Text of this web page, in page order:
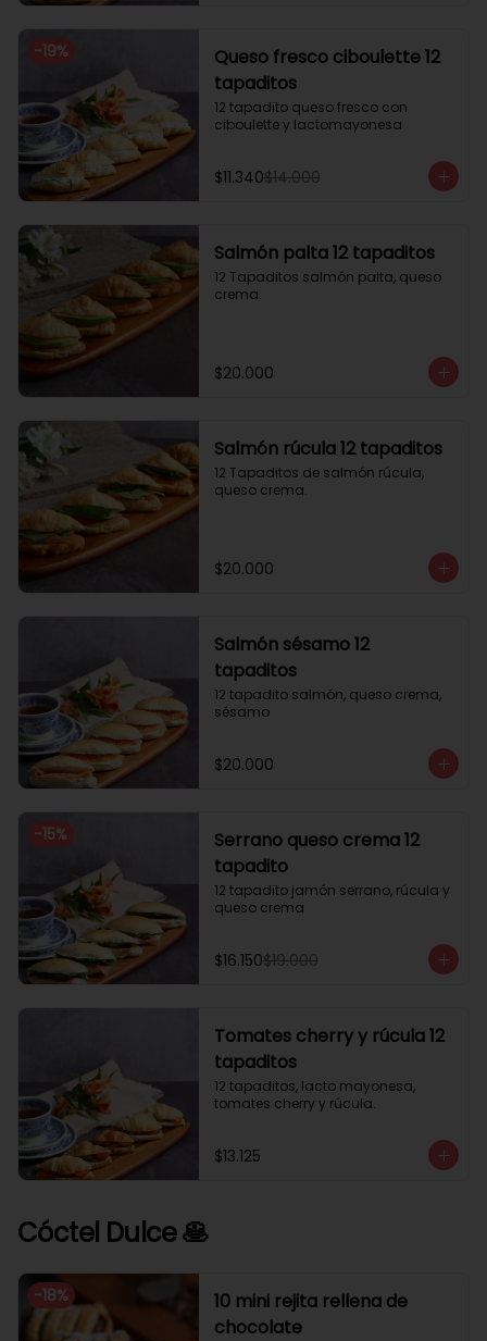
-19%
Queso fresco ciboulette 12
tapaditos
12 tapadito queso fresco con
ciboulette y lactomayonesa
$11.340$14.000
Salmón palta 12 tapaditos
12 Tapaditos salmón palta, queso
crema.
$20.000
Salmón rúcula 12 tapaditos
12 Tapaditos de salmón rúcula,
queso crema.
$20.000
Salmón sésamo 12
tapaditos
12 tapadito salmón, queso crema,
sésamo
$20.000
-15%
Serrano queso crema 12
tapadito
12 tapadito jamón serrano, rúcula y
queso crema
$16.150$19.000
Tomates cherry y rúcula 12
tapaditos
12 tapaditos, lacto mayonesa,
tomates cherry y rúcula.
$13.125
Cóctel Dulce 🥞
-18%
10 mini rejita rellena de
chocolate